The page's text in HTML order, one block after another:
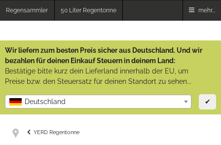
Regensammler 50 Liter Regentonne mehr...
Wir liefern zum besten Preis sicher aus Deutschland. Und wir
bezahlen für deinen Einkauf Steuern in deinem Land:
Bestätige bitte kurz dein Lieferland innerhalb der EU, um
Preise bzw. den Steuersatz für deinen Standort zu sehen...
Deutschland ✔
YERD Regentonne